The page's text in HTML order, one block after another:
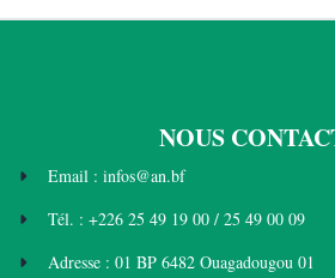
NOUS
Email : infos@an.bf
Tél. : +226 25 49 19 00 / 25 49 00 09
Adresse : 01 BP 6482 Ouagadougou 01